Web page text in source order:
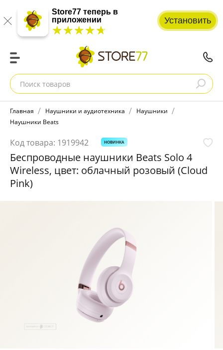
Поиск товаров
Главная Наушники и аудиотехника
Наушники
Наушники Beats
Код товара: 1919942 НОВИНКА
Беспроводные наушники Beats Solo 4
Wireless, цвет: облачный розовый (Cloud
Pink)
Store77 теперь в
приложении
☆☆☆☆☆
★★★★★
Установить